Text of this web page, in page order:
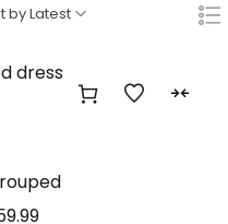
by Latest
dress